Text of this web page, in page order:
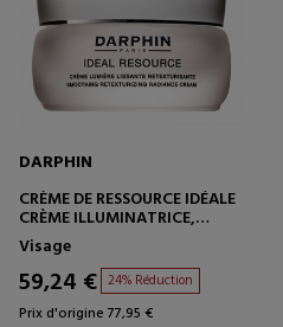
DARPHIN
CRÈME DE RESSOURCE IDÉALE
CRÈME ILLUMINATRICE,
LISSANTE ET
RESTRUCTURANTE
Visage
59,24 € 24% Réduction
Prix d'origine 77,95 €